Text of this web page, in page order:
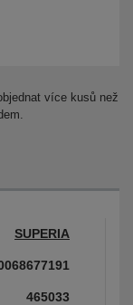
více kusů než
SUPERIA
465033